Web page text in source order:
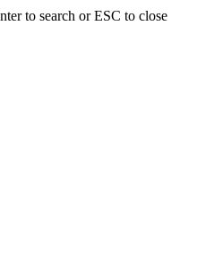
to search or ESC to close